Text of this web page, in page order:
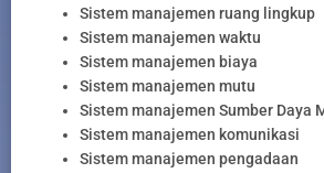
Sistem manajemen ruang lingkup
Sistem manajemen waktu
Sistem manajemen biaya
Sistem manajemen mutu
Sistem manajemen Sumber Daya
Sistem manajemen komunikasi
Sistem manajemen pengadaan